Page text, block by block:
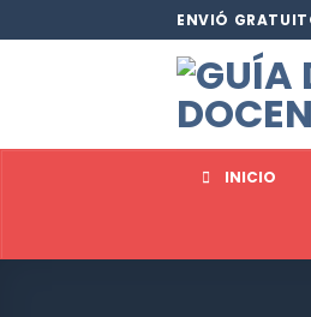
al
ENVIÓ
INICIO